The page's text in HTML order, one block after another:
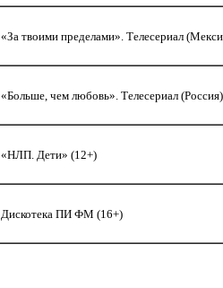
«За твоими пределами». Телесериал
«Больше, чем любовь». Телесериал
«НЛП. Дети» (12+)
Дискотека ПИ ФМ (16+)